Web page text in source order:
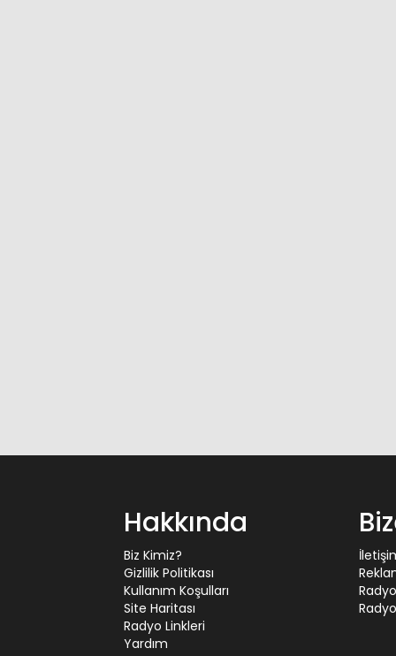
Hakkında
Biz Kimiz?
Gizlilik Politikası
Kullanım Koşulları
Site Haritası
Radyo Linkleri
Yardım